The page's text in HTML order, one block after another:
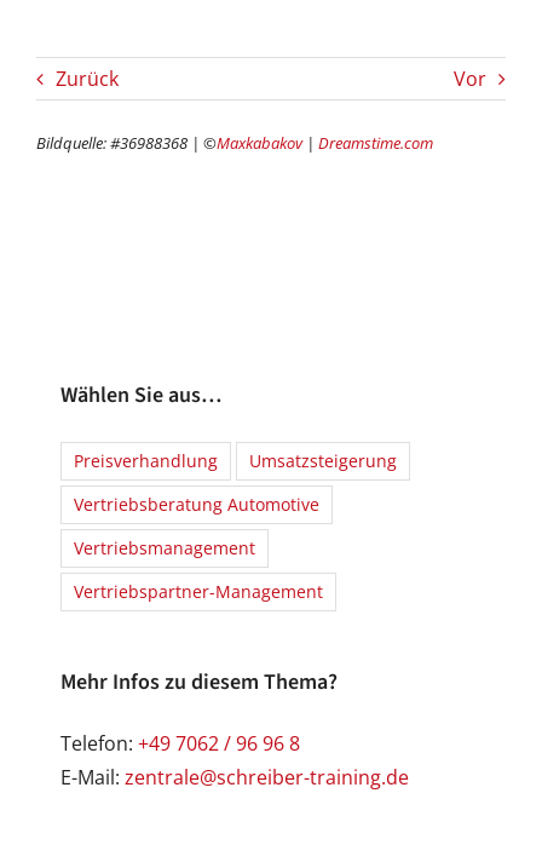
Zurück Vor
Bildquelle: #36988368 | ©Maxkabakov| Dreamstime.com
Wählen Sie aus…
Preisverhandlung
Umsatzsteigerung
Vertriebsberatung Automotive
Vertriebsmanagement
Vertriebspartner-Management
Mehr Infos zu diesem Thema?
Telefon: +49 7062 / 96 96 8
E-Mail: zentrale@schreiber-training.de